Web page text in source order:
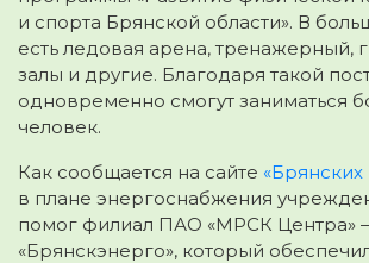
и спорта Брянской области». В
есть ледовая арена, тренажерный,
залы и другие. Благодаря такой
одновременно смогут заниматься
человек.
Как сообщается на сайте «Брянских
в плане энергоснабжения
помог филиал ПАО «МРСК Центра»
«Брянскэнерго», который